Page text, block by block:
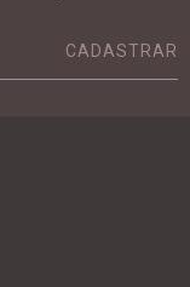
CADASTRAR